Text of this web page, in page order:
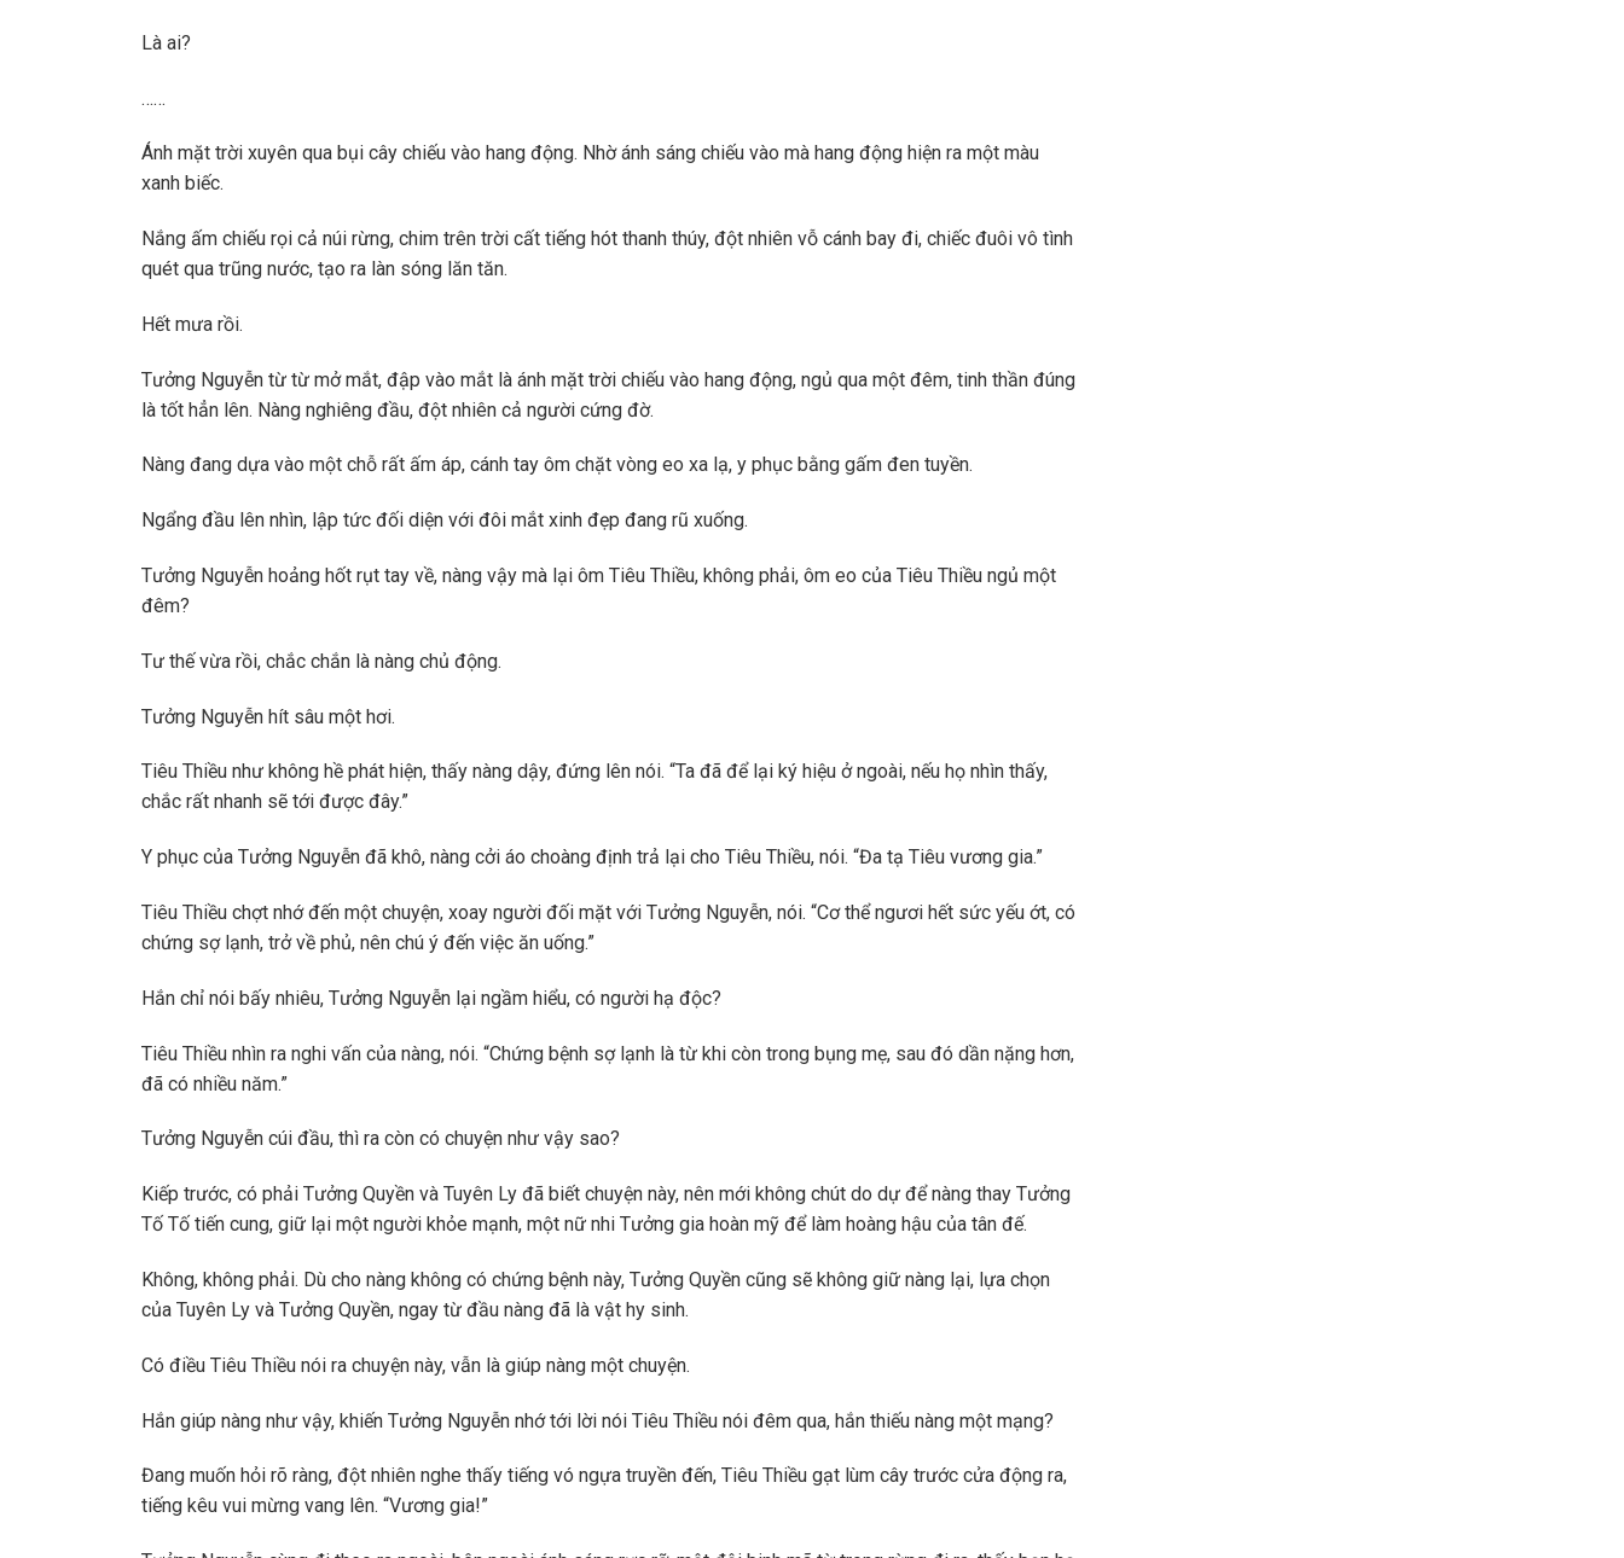
Là ai?
……
Ánh mặt trời xuyên qua bụi cây chiếu vào hang động. Nhờ ánh sáng chiếu vào mà hang động hiện ra một màu
xanh biếc.
Nắng ấm chiếu rọi cả núi rừng, chim trên trời cất tiếng hót thanh thúy, đột nhiên vỗ cánh bay đi, chiếc đuôi vô tình
quét qua trũng nước, tạo ra làn sóng lăn tăn.
Hết mưa rồi.
Tưởng Nguyễn từ từ mở mắt, đập vào mắt là ánh mặt trời chiếu vào hang động, ngủ qua một đêm, tinh thần đúng
là tốt hẳn lên. Nàng nghiêng đầu, đột nhiên cả người cứng đờ.
Nàng đang dựa vào một chỗ rất ấm áp, cánh tay ôm chặt vòng eo xa lạ, y phục bằng gấm đen tuyền.
Ngẩng đầu lên nhìn, lập tức đối diện với đôi mắt xinh đẹp đang rũ xuống.
Tưởng Nguyễn hoảng hốt rụt tay về, nàng vậy mà lại ôm Tiêu Thiều, không phải, ôm eo của Tiêu Thiều ngủ một
đêm?
Tư thế vừa rồi, chắc chắn là nàng chủ động.
Tưởng Nguyễn hít sâu một hơi.
Tiêu Thiều như không hề phát hiện, thấy nàng dậy, đứng lên nói. “Ta đã để lại ký hiệu ở ngoài, nếu họ nhìn thấy,
chắc rất nhanh sẽ tới được đây.”
Y phục của Tưởng Nguyễn đã khô, nàng cởi áo choàng định trả lại cho Tiêu Thiều, nói. “Đa tạ Tiêu vương gia.”
Tiêu Thiều chợt nhớ đến một chuyện, xoay người đối mặt với Tưởng Nguyễn, nói. “Cơ thể ngươi hết sức yếu ớt, có
chứng sợ lạnh, trở về phủ, nên chú ý đến việc ăn uống.”
Hắn chỉ nói bấy nhiêu, Tưởng Nguyễn lại ngầm hiểu, có người hạ độc?
Tiêu Thiều nhìn ra nghi vấn của nàng, nói. “Chứng bệnh sợ lạnh là từ khi còn trong bụng mẹ, sau đó dần nặng hơn,
đã có nhiều năm.”
Tưởng Nguyễn cúi đầu, thì ra còn có chuyện như vậy sao?
Kiếp trước, có phải Tưởng Quyền và Tuyên Ly đã biết chuyện này, nên mới không chút do dự để nàng thay Tưởng
Tố Tố tiến cung, giữ lại một người khỏe mạnh, một nữ nhi Tưởng gia hoàn mỹ để làm hoàng hậu của tân đế.
Không, không phải. Dù cho nàng không có chứng bệnh này, Tưởng Quyền cũng sẽ không giữ nàng lại, lựa chọn
của Tuyên Ly và Tưởng Quyền, ngay từ đầu nàng đã là vật hy sinh.
Có điều Tiêu Thiều nói ra chuyện này, vẫn là giúp nàng một chuyện.
Hắn giúp nàng như vậy, khiến Tưởng Nguyễn nhớ tới lời nói Tiêu Thiều nói đêm qua, hắn thiếu nàng một mạng?
Đang muốn hỏi rõ ràng, đột nhiên nghe thấy tiếng vó ngựa truyền đến, Tiêu Thiều gạt lùm cây trước cửa động ra,
tiếng kêu vui mừng vang lên. “Vương gia!”